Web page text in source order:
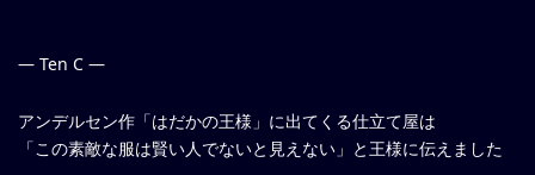
— Ten C —
アンデルセン作「はだかの王様」に出てくる仕立て屋は
「この素敵な服は賢い人でないと見えない」と王様に伝えました